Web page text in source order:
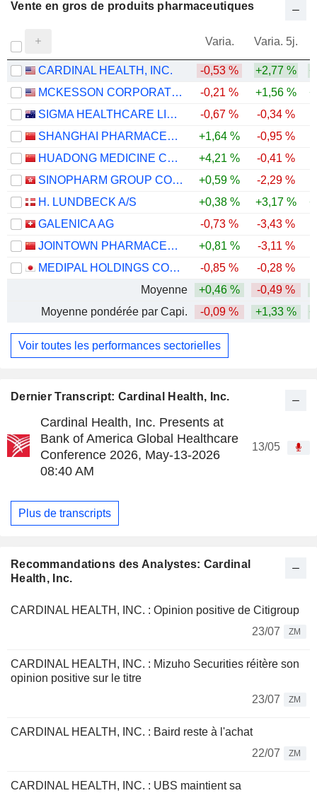
Dernier Transcript: Cardinal Health, Inc.
Cardinal Health, Inc. Presents at
Bank of America Global Healthcare
Conference 2026, May-13-2026
08:40 AM
13/05
Plus de transcripts
Recommandations des Analystes: Cardinal
Health, Inc.
CARDINAL HEALTH, INC. : Opinion positive de Citigroup
23/07
ZM
CARDINAL HEALTH, INC. : Mizuho Securities réitère son
opinion positive sur le titre
23/07
ZM
CARDINAL HEALTH, INC. : Baird reste à l'achat
22/07
ZM
CARDINAL HEALTH, INC. : UBS maintient sa
Vente en gros de produits pharmaceutiques
Varia. Varia. 5j.
CARDINAL HEALTH, INC. -0,53 % +2,77 %
MCKESSON CORPORATION
-0,21 % +1,56 %
SIGMA HEALTHCARE LIMITED
-0,67 % -0,34 %
SHANGHAI PHARMACEUTICALS HOLDING CO., LTD
+1,64 % -0,95 %
HUADONG MEDICINE CO., LTD
+4,21 % -0,41 %
SINOPHARM GROUP CO. LTD.
+0,59 % -2,29 %
H. LUNDBECK A/S
+0,38 % +3,17 %
GALENICA AG
-0,73 % -3,43 %
JOINTOWN PHARMACEUTICAL GROUP CO., LTD
+0,81 % -3,11 %
MEDIPAL HOLDINGS CORPORATION
-0,85 % -0,28 %
Moyenne
+0,46 % -0,49 %
Moyenne pondérée par Capi.
-0,09 % +1,33 %
Voir toutes les performances sectorielles